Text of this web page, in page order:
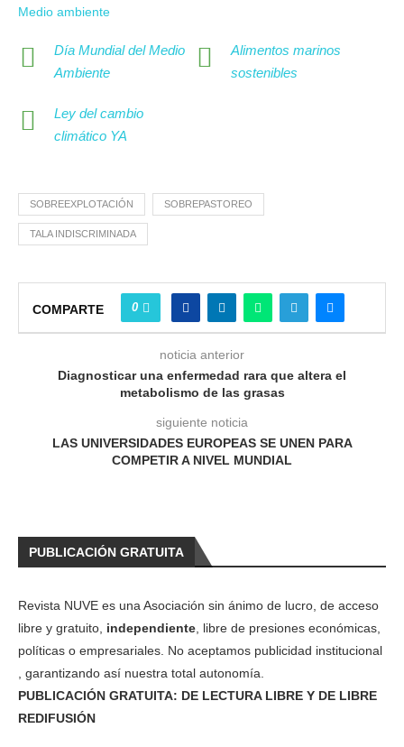
Medio ambiente
Día Mundial del Medio
Ambiente
Alimentos marinos
sostenibles
Ley del cambio
climático YA
SOBREEXPLOTACIÓN SOBREPASTOREO
TALA INDISCRIMINADA
COMPARTE 0
noticia anterior
Diagnosticar una enfermedad rara que altera el
metabolismo de las grasas
siguiente noticia
LAS UNIVERSIDADES EUROPEAS SE UNEN PARA
COMPETIR A NIVEL MUNDIAL
PUBLICACIÓN GRATUITA
Revista NUVE es una Asociación sin ánimo de lucro, de acceso
libre y gratuito, independiente , libre de presiones económicas,
políticas o empresariales. No aceptamos publicidad institucional
, garantizando así nuestra total autonomía.
PUBLICACIÓN GRATUITA: DE LECTURA LIBRE Y DE LIBRE
REDIFUSIÓN